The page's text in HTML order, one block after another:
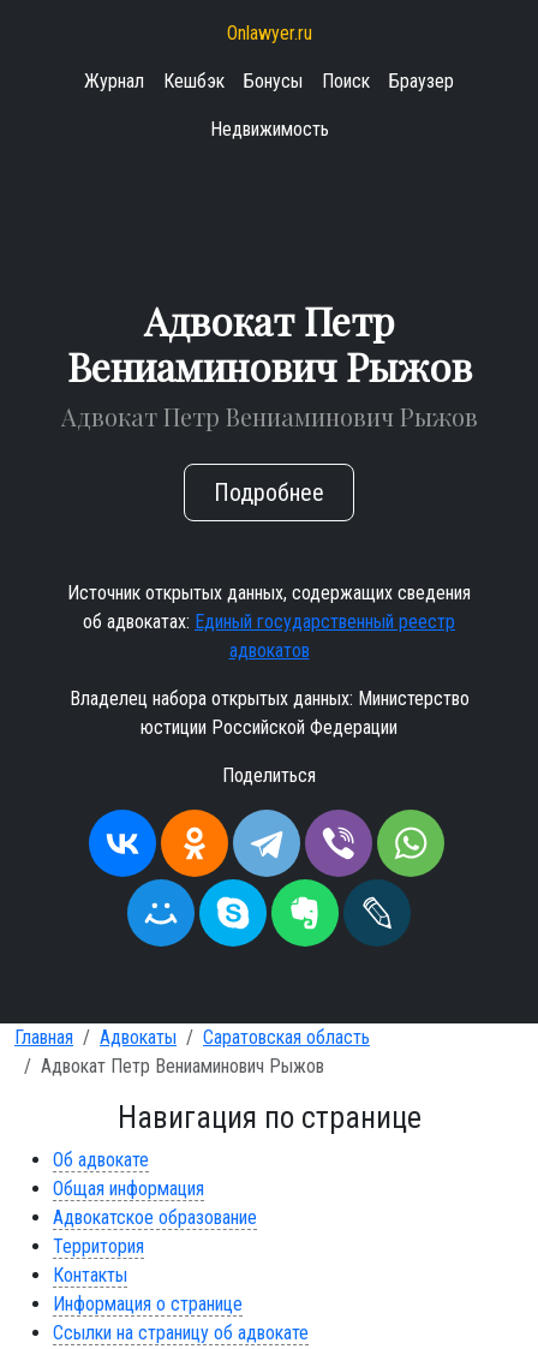
Onlawyer.ru
Журнал Кешбэк Бонусы Поиск Браузер
Недвижимость
Адвокат Петр
Вениаминович Рыжов
Адвокат Петр Вениаминович Рыжов
Подробнее
Источник открытых данных, содержащих сведения
об адвокатах: Единый государственный реестр
адвокатов
Владелец набора открытых данных: Министерство
юстиции Российской Федерации
Поделиться
Главная Адвокаты
Саратовская область
Адвокат Петр Вениаминович Рыжов
Навигация по странице
Об адвокате
Общая информация
Адвокатское образование
Территория
Контакты
Информация о странице
Ссылки на страницу об адвокате